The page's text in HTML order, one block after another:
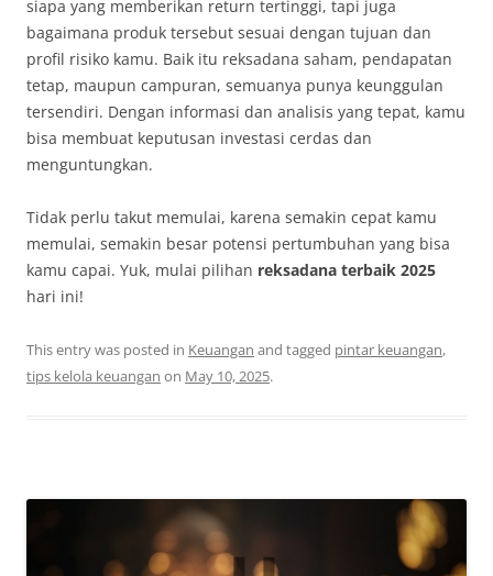
siapa yang memberikan return tertinggi, tapi juga
bagaimana produk tersebut sesuai dengan tujuan dan
profil risiko kamu. Baik itu reksadana saham, pendapatan
tetap, maupun campuran, semuanya punya keunggulan
tersendiri. Dengan informasi dan analisis yang tepat, kamu
bisa membuat keputusan investasi cerdas dan
menguntungkan.
Tidak perlu takut memulai, karena semakin cepat kamu
memulai, semakin besar potensi pertumbuhan yang bisa
kamu capai. Yuk, mulai pilihan reksadana terbaik 2025
hari ini!
This entry was posted in Keuangan and tagged pintar keuangan,
tips kelola keuangan on May 10, 2025.